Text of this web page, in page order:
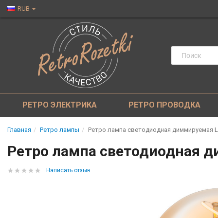
RUB
РЕТРО ЭЛЕКТРИКА РЕТРО ПРОВОДКА
Главная Ретро лампы Ретро лампа светодиодная диммируемая
Ретро лампа светодиодная
Написать отзыв